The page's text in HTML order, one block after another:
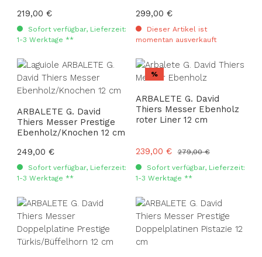
Regulärer Preis:
219,00 €
Sofort verfügbar, Lieferzeit:
1-3 Werktage **
Regulärer Preis:
299,00 €
Dieser Artikel ist
momentan ausverkauft
ARBALETE G. David
Thiers Messer Prestige
Ebenholz/Knochen 12 cm
Regulärer Preis:
249,00 €
Sofort verfügbar, Lieferzeit:
1-3 Werktage **
Rabatt
%
ARBALETE G. David
Thiers Messer Ebenholz
roter Liner 12 cm
Verkaufspreis:
239,00 € Regulärer Preis:
279,00 €
Sofort verfügbar, Lieferzeit:
1-3 Werktage **